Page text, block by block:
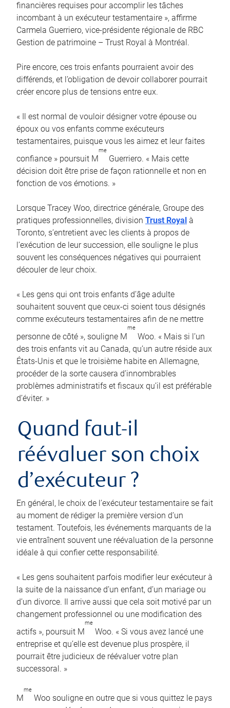
financières requises pour accomplir les tâches
incombant à un exécuteur testamentaire », affirme
Carmela Guerriero, vice-présidente régionale de RBC
Gestion de patrimoine – Trust Royal à Montréal.
Pire encore, ces trois enfants pourraient avoir des
différends, et l’obligation de devoir collaborer pourrait
créer encore plus de tensions entre eux.
« Il est normal de vouloir désigner votre épouse ou
époux ou vos enfants comme exécuteurs
testamentaires, puisque vous les aimez et leur faites
confiance » poursuit M
me
Guerriero. « Mais cette
décision doit être prise de façon rationnelle et non en
fonction de vos émotions. »
Lorsque Tracey Woo, directrice générale, Groupe des
pratiques professionnelles, division Trust Royal à
Toronto, s’entretient avec les clients à propos de
l’exécution de leur succession, elle souligne le plus
souvent les conséquences négatives qui pourraient
découler de leur choix.
« Les gens qui ont trois enfants d’âge adulte
souhaitent souvent que ceux-ci soient tous désignés
comme exécuteurs testamentaires afin de ne mettre
personne de côté », souligne M
me
Woo. « Mais si l’un
des trois enfants vit au Canada, qu’un autre réside aux
États-Unis et que le troisième habite en Allemagne,
procéder de la sorte causera d’innombrables
problèmes administratifs et fiscaux qu’il est préférable
d’éviter. »
Quand faut-il
réévaluer son choix
d’exécuteur ?
En général, le choix de l’exécuteur testamentaire se fait
au moment de rédiger la première version d’un
testament. Toutefois, les événements marquants de la
vie entraînent souvent une réévaluation de la personne
idéale à qui confier cette responsabilité.
« Les gens souhaitent parfois modifier leur exécuteur à
la suite de la naissance d’un enfant, d’un mariage ou
d’un divorce. Il arrive aussi que cela soit motivé par un
changement professionnel ou une modification des
actifs », poursuit M
me
Woo. « Si vous avez lancé une
entreprise et qu’elle est devenue plus prospère, il
pourrait être judicieux de réévaluer votre plan
successoral. »
M
me
Woo souligne en outre que si vous quittez le pays